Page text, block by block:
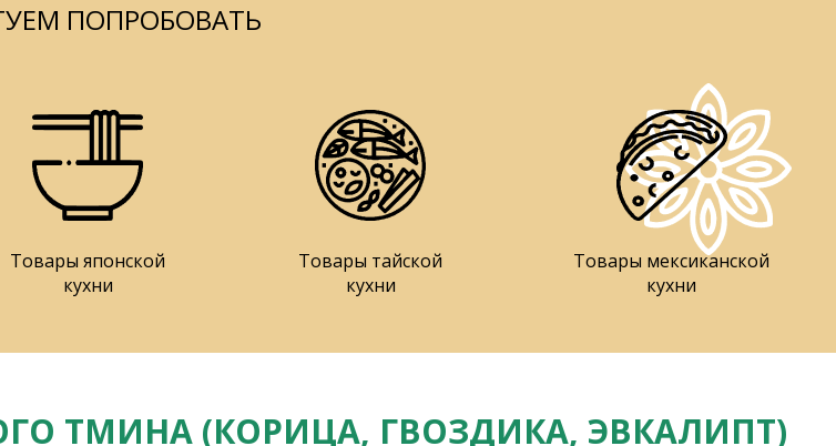
ПОПРОБОВАТЬ
Товары японской
кухни
Товары тайской
кухни
Товары мексиканской
кухни
ТМИНА (КОРИЦА, ГВОЗДИКА, ЭВКАЛИПТ)